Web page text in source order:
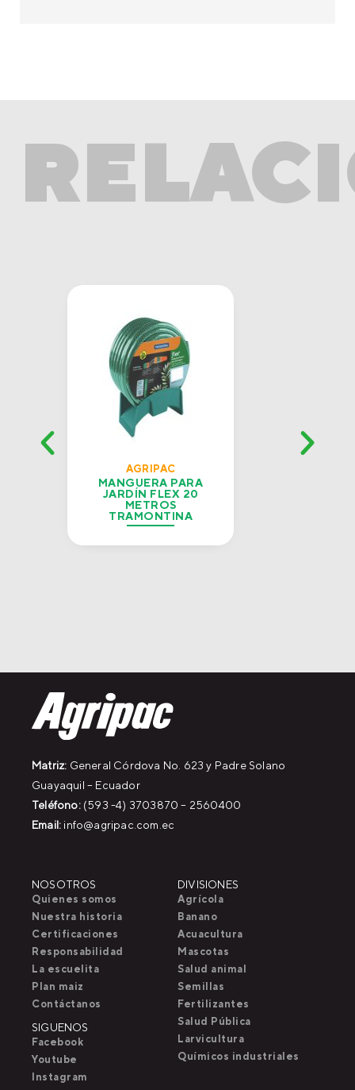
AGRIPAC
MANGUERA PARA
JARDÍN FLEX 20
METROS
TRAMONTINA
Matriz: General Córdova No. 623 y Padre Solano
Guayaquil – Ecuador
Teléfono:(593 -4) 3703870 – 2560400
Email: info@agripac.com.ec
NOSOTROS
Quienes somos
Nuestra historia
Certificaciones
Responsabilidad
La escuelita
Plan maiz
Contáctanos
SIGUENOS
Facebook
Youtube
Instagram
DIVISIONES
Agrícola
Banano
Acuacultura
Mascotas
Salud animal
Semillas
Fertilizantes
Salud Pública
Larvicultura
Químicos industriales